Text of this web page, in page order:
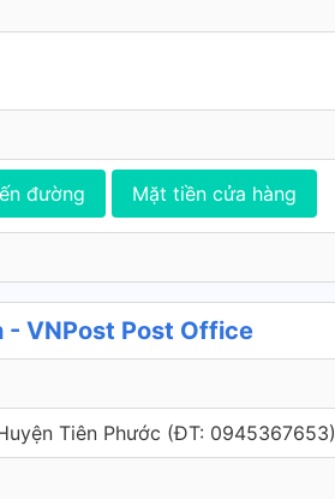
đường Mặt tiền cửa hàng
- VNPost Post Office
Tiên Phước (ÐT: 0945367653)